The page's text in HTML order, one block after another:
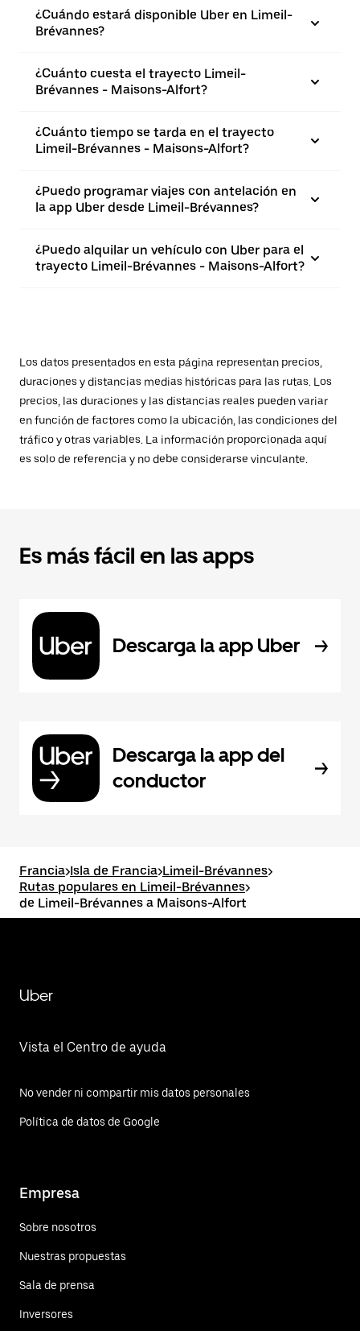
¿Cuándo estará disponible Uber en Limeil-
Brévannes?
¿Cuánto cuesta el trayecto Limeil-
Brévannes - Maisons-Alfort?
¿Cuánto tiempo se tarda en el trayecto
Limeil-Brévannes - Maisons-Alfort?
¿Puedo programar viajes con antelación en
la app Uber desde Limeil-Brévannes?
¿Puedo alquilar un vehículo con Uber para el
trayecto Limeil-Brévannes - Maisons-Alfort?
Los datos presentados en esta página representan precios,
duraciones y distancias medias históricas para las rutas. Los
precios, las duraciones y las distancias reales pueden variar
en función de factores como la ubicación, las condiciones del
tráfico y otras variables. La información proporcionada aquí
es solo de referencia y no debe considerarse vinculante.
Es más fácil en las apps
Descarga la app Uber
Descarga la app del
conductor
Francia>Isla de Francia>Limeil-Brévannes>
Rutas populares en Limeil-Brévannes>
de Limeil-Brévannes a Maisons-Alfort
Uber
Vista el Centro de ayuda
No vender ni compartir mis datos personales
Política de datos de Google
Empresa
Sobre nosotros
Nuestras propuestas
Sala de prensa
Inversores